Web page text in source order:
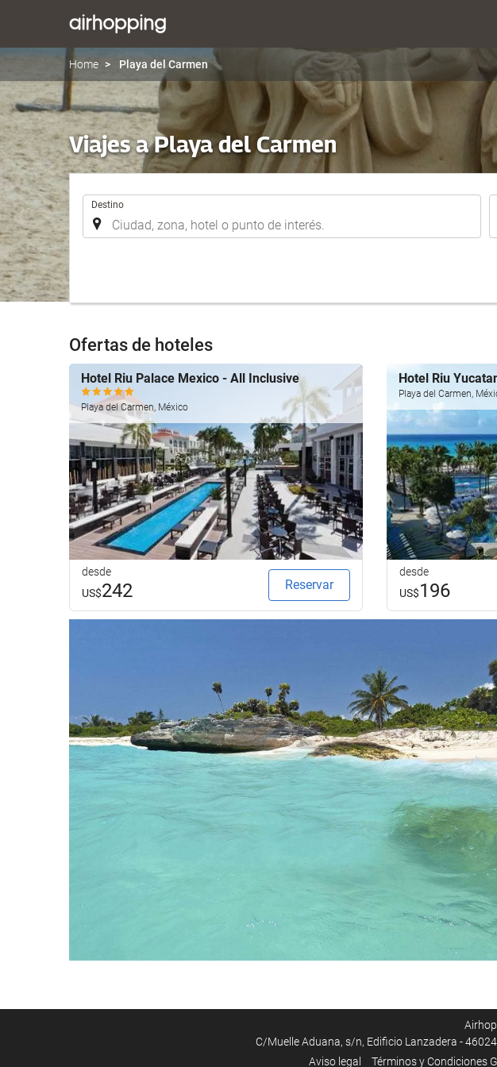
Home Playa del Carmen
Viajes a Playa del Carmen
Destino
Ofertas de hoteles
Hotel Riu Palace Mexico - All Inclusive
Playa del Carmen, México
desde
US$242 Reservar
Hotel Riu
Playa del Carmen,
desde
US$196
C/Muelle Aduana, s/n, Edificio Lanzadera -
Aviso legal Términos y Condiciones